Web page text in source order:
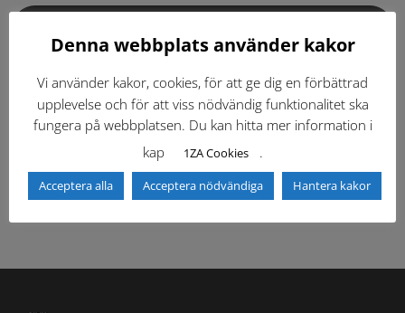
Dokumentbibliotek Kontaktlista
Tidigare versioner Nyheter
Säkerhetsordningen
Denna webbplats använder kakor
Vi använder kakor, cookies, för att ge dig en förbättrad
upplevelse och för att viss nödvändig funktionalitet ska
fungera på webbplatsen. Du kan hitta mer information i
kap
1ZA Cookies .
Acceptera alla Acceptera nödvändiga Hantera kakor